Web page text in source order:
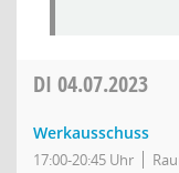
DI 04.07.2023
Werkausschuss
17:00-20:45 Uhr